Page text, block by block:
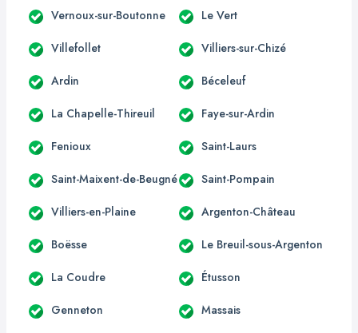
Vernoux-sur-Boutonne Le Vert
Villefollet Villiers-sur-Chizé
Ardin Béceleuf
La Chapelle-Thireuil Faye-sur-Ardin
Fenioux Saint-Laurs
Saint-Maixent-de-Beugné Saint-Pompain
Villiers-en-Plaine Argenton-Château
Boësse Le Breuil-sous-Argenton
La Coudre Étusson
Genneton Massais